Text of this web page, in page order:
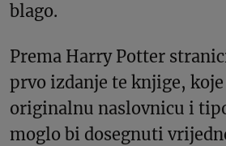
blago.
Prema Harry Potter
prvo izdanje te knjige,
originalnu naslovnicu i
moglo bi dosegnuti